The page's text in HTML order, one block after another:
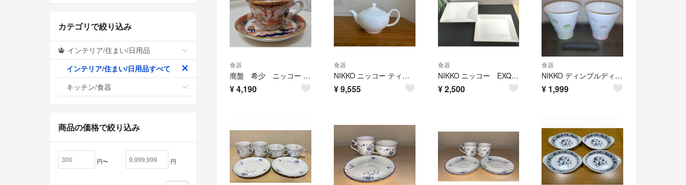
食器
廃盤 希少 ニッコー ダブルフェニックス カップ&ソーサー 1客 NIKKO レア コレクション カップ ソーサー 金彩 珈琲碗皿
¥4,190
食器
NIKKO ニッコー ティーポット S 570cc 白 美品
¥9,555
食器
NIKKO ニッコー EXQUISITE エクスクイジド スクウェア 25cm 深皿&浅皿 2枚セット
¥2,500
食器
NIKKO ディンプルディンプル ペアフリーカップ ピンク／グリーン
¥ 1,999
カテゴリで絞り込み
インテリア/住まい/日用品
インテリア/住まい/日用品すべて
キッチン/食器
商品の価格で絞り込み
円〜 円